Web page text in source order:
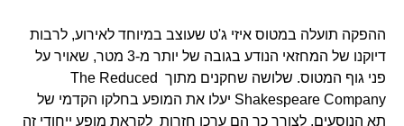
ההפקה תועלה במטוס איזי ג'ט שעוצב במיוחד לאירוע, לרבות
דיוקנו של המחזאי הנודע בגובה של יותר מ-3 מטר, שאויר על
פני גוף המטוס. שלושה שחקנים מתוך The Reduced
Shakespeare Company יעלו את המופע בחלקו הקדמי של
תא הנוסעים. לצורך כך הם ערכו חזרות לקראת מופע ייחודי זה